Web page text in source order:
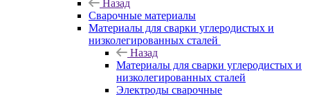
Назад
Сварочные материалы
Материалы для сварки углеродистых и
низколегированных сталей
Назад
Материалы для сварки углеродистых и
низколегированных сталей
Электроды сварочные